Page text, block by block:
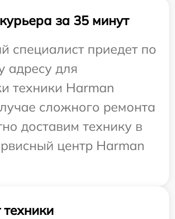
за 35 минут
специалист приедет по
адресу для
техники Harman
сложного ремонта
доставим технику в
центр Harman